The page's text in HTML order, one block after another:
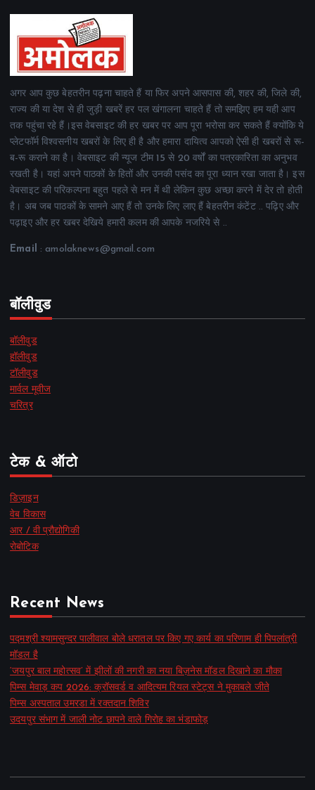
अगर आप कुछ बेहतरीन पढ़ना चाहते हैं या फिर अपने आसपास की, शहर की, जिले की,
राज्य की या देश से ही जुड़ी खबरें हर पल खंगालना चाहते हैं तो समझिए हम यही आप
तक पहुंचा रहे हैं।इस वेबसाइट की हर खबर पर आप पूरा भरोसा कर सकते हैं क्योंकि ये
प्लेटफॉर्म विश्वसनीय खबरों के लिए ही है और हमारा दायित्व आपको ऐसी ही खबरों से रू-
ब-रू कराने का है। वेबसाइट की न्यूज टीम 15 से 20 वर्षों का पत्रकारिता का अनुभव
रखती है। यहां अपने पाठकों के हितों और उनकी पसंद का पूरा ध्यान रखा जाता है। इस
वेबसाइट की परिकल्पना बहुत पहले से मन में थी लेकिन कुछ अच्छा करने में देर तो होती
है। अब जब पाठकों के सामने आए हैं तो उनके लिए लाए हैं बेहतरीन कंटेंट .. पढ़िए और
पढ़ाइए और हर खबर देखिये हमारी कलम की आपके नजरिये से ..
Email : amolaknews@gmail.com
बॉलीवुड
बॉलीवुड
हॉलीवुड
टॉलीवुड
मार्वल मूवीज
चरित्र
टेक & ऑटो
डिज़ाइन
वेब विकास
आर / वी प्रौद्योगिकी
रोबोटिक
Recent News
पद्मश्री श्यामसुन्दर पालीवाल बोले धरातल पर किए गए कार्य का परिणाम ही पिपलांत्री
मॉडल है
‘जयपुर बाल महोत्सव’ में झीलों की नगरी का नया बिज़नेस मॉडल दिखाने का मौका
पिम्स मेवाड़ कप 2026: क्रॉसवर्ड व आदित्यम रियल स्टेट्स ने मुकाबले जीते
पिम्स अस्पताल उमरडा में रक्तदान शिविर
उदयपुर संभाग में जाली नोट छापने वाले गिरोह का भंडाफोड़